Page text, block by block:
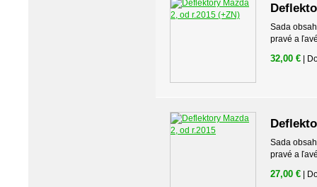
Sada
pravé a
32,00 € |
Sada
pravé a
27,00 € |